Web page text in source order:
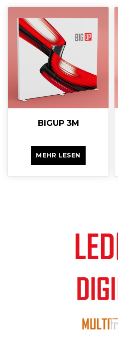
BIGUP 3M
MEHR LESEN